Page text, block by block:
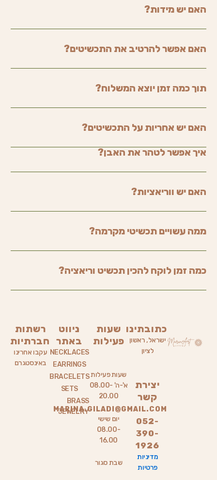
האם יש מידות?
האם אפשר להרטיב את התכשיטים?
תוך כמה זמן יוצא המשלוח?
האם יש אחריות על התכשיטים?
איך אפשר לטהר את האבן?
האם יש ווריאציות?
ממה עשויים תכשיטי מקרמה?
כמה זמן לוקח להכין תכשיט וריאציה?
כתובתינו
ישראל, ראשון
לציון
יצירת
קשר
MARINA.GILADI@GMAIL.COM
052-
390-
1926
מדיניות
פרטיות
שעות
פעילות
שעות פעילות
א'-ה' 08.00-
20.00
יום שישי
08.00-
16.00
שבת סגור
ניווט
באתר
NECKLACES
EARRINGS
BRACELETS
SETS
BRASS
JEWELRY
רשתות
חברתיות
עקבו אחרינו
באינסטגרם